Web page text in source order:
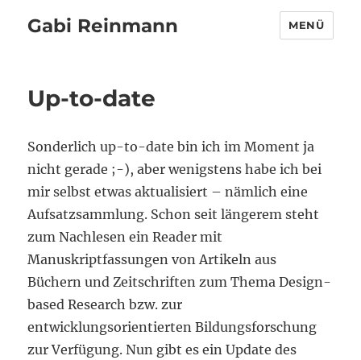
Gabi Reinmann MENÜ
Up-to-date
Sonderlich up-to-date bin ich im Moment ja
nicht gerade ;-), aber wenigstens habe ich bei
mir selbst etwas aktualisiert – nämlich eine
Aufsatzsammlung. Schon seit längerem steht
zum Nachlesen ein Reader mit
Manuskriptfassungen von Artikeln aus
Büchern und Zeitschriften zum Thema Design-
based Research bzw. zur
entwicklungsorientierten Bildungsforschung
zur Verfügung. Nun gibt es ein Update des